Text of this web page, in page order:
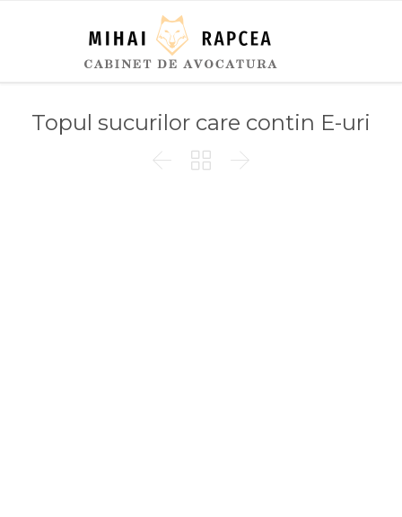
Topul sucurilor care contin E-uri
  